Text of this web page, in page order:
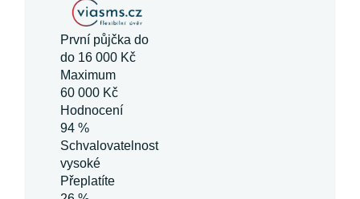
První půjčka do
do 16 000 Kč
Maximum
60 000 Kč
Hodnocení
94 %
Schvalovatelnost
vysoké
Přeplatíte